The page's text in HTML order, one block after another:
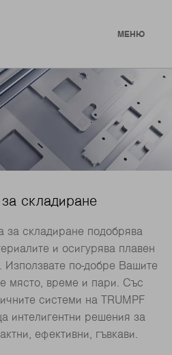
МЕНЮ
складиране
за складиране подобрява
и осигурява плавен
Използвате по-добре Вашите
място, време и пари. Със
системи на TRUMPF
интелигентни решения за
ефективни, гъвкави.